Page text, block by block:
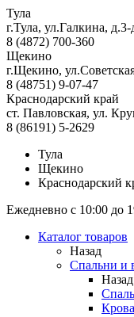
Тула
г.Тула, ул.Галкина, д.3-
8 (4872) 700-360
Щекино
г.Щекино,
8 (48751) 9-07-47
Краснодарский край
ст. Павловская, ул.
8 (86191) 5-2629
Тула
Щекино
Краснодарский
Ежедневно с 10:00 до
Каталог товаров
Назад
Спальни и
Назад